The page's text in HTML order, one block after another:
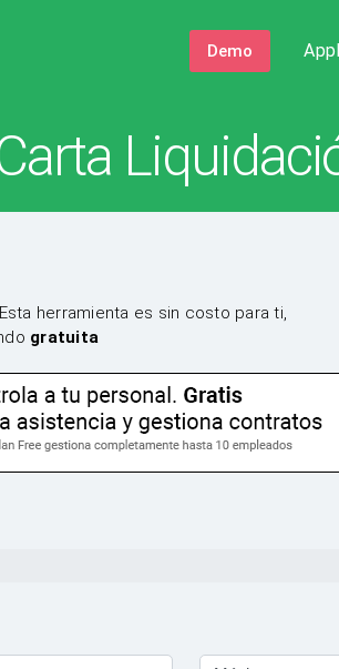
Demo
Esta herramienta es sin costo para ti,
gratuita